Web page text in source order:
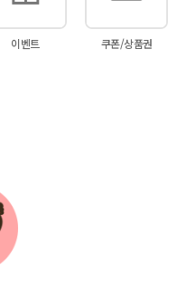
이벤트 쿠폰/상품권